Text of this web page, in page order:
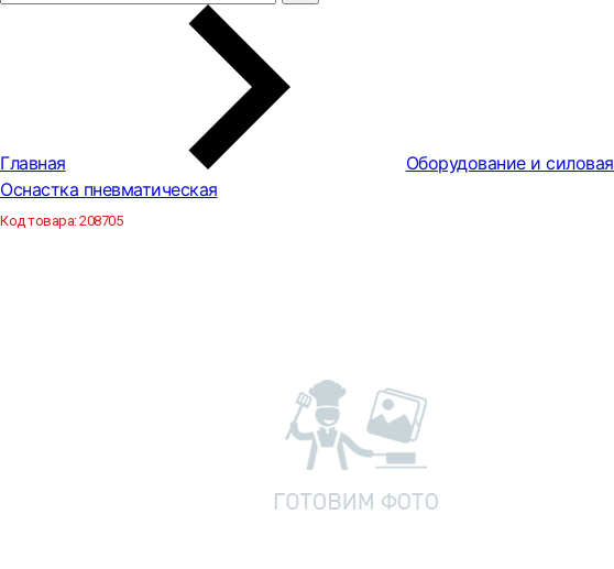
Главная Оборудование и
Оснастка пневматическая
Код товара:208705